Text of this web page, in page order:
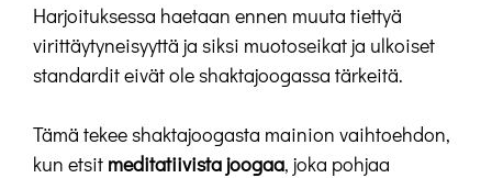
Harjoituksessa haetaan ennen muuta tiettyä
virittäytyneisyyttä ja siksi muotoseikat ja ulkoiset
standardit eivät ole shaktajoogassa tärkeitä.
Tämä tekee shaktajoogasta mainion vaihtoehdon,
kun etsit meditatiivista joogaa, joka pohjaa